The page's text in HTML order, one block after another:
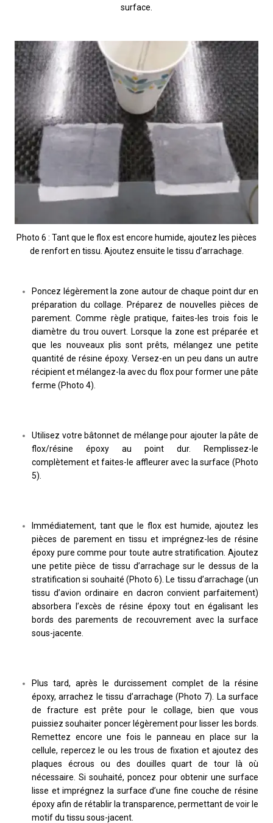
surface.
Photo 6 : Tant que le flox est encore humide, ajoutez les pièces
de renfort en tissu. Ajoutez ensuite le tissu d’arrachage.
Poncez légèrement la zone autour de chaque point dur en
préparation du collage. Préparez de nouvelles pièces de
parement. Comme règle pratique, faites-les trois fois le
diamètre du trou ouvert. Lorsque la zone est préparée et
que les nouveaux plis sont prêts, mélangez une petite
quantité de résine époxy. Versez-en un peu dans un autre
récipient et mélangez-la avec du flox pour former une pâte
ferme (Photo 4).
Utilisez votre bâtonnet de mélange pour ajouter la pâte de
flox/résine époxy au point dur. Remplissez-le
complètement et faites-le affleurer avec la surface (Photo
5).
Immédiatement, tant que le flox est humide, ajoutez les
pièces de parement en tissu et imprégnez-les de résine
époxy pure comme pour toute autre stratification. Ajoutez
une petite pièce de tissu d’arrachage sur le dessus de la
stratification si souhaité (Photo 6). Le tissu d’arrachage (un
tissu d’avion ordinaire en dacron convient parfaitement)
absorbera l’excès de résine époxy tout en égalisant les
bords des parements de recouvrement avec la surface
sous-jacente.
Plus tard, après le durcissement complet de la résine
époxy, arrachez le tissu d’arrachage (Photo 7). La surface
de fracture est prête pour le collage, bien que vous
puissiez souhaiter poncer légèrement pour lisser les bords.
Remettez encore une fois le panneau en place sur la
cellule, repercez le ou les trous de fixation et ajoutez des
plaques écrous ou des douilles quart de tour là où
nécessaire. Si souhaité, poncez pour obtenir une surface
lisse et imprégnez la surface d’une fine couche de résine
époxy afin de rétablir la transparence, permettant de voir le
motif du tissu sous-jacent.